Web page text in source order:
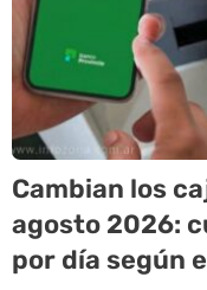
Cambian los
agosto 2026:
por día según